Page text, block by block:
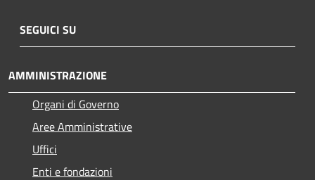
SEGUICI SU
AMMINISTRAZIONE
Organi di Governo
Aree Amministrative
Uffici
Enti e fondazioni